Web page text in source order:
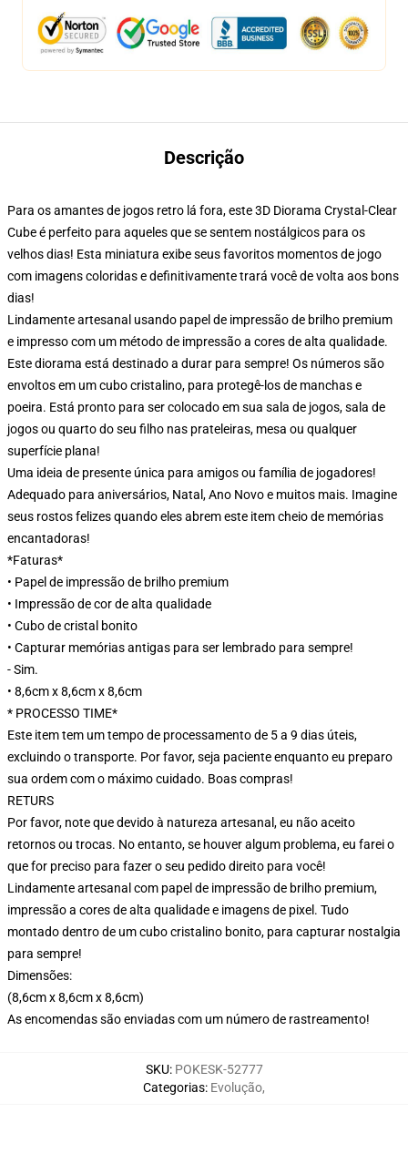
Descrição
Para os amantes de jogos retro lá fora, este 3D Diorama Crystal-Clear
Cube é perfeito para aqueles que se sentem nostálgicos para os
velhos dias! Esta miniatura exibe seus favoritos momentos de jogo
com imagens coloridas e definitivamente trará você de volta aos bons
dias!
Lindamente artesanal usando papel de impressão de brilho premium
e impresso com um método de impressão a cores de alta qualidade.
Este diorama está destinado a durar para sempre! Os números são
envoltos em um cubo cristalino, para protegê-los de manchas e
poeira. Está pronto para ser colocado em sua sala de jogos, sala de
jogos ou quarto do seu filho nas prateleiras, mesa ou qualquer
superfície plana!
Uma ideia de presente única para amigos ou família de jogadores!
Adequado para aniversários, Natal, Ano Novo e muitos mais. Imagine
seus rostos felizes quando eles abrem este item cheio de memórias
encantadoras!
*Faturas*
• Papel de impressão de brilho premium
• Impressão de cor de alta qualidade
• Cubo de cristal bonito
• Capturar memórias antigas para ser lembrado para sempre!
- Sim.
• 8,6cm x 8,6cm x 8,6cm
* PROCESSO TIME*
Este item tem um tempo de processamento de 5 a 9 dias úteis,
excluindo o transporte. Por favor, seja paciente enquanto eu preparo
sua ordem com o máximo cuidado. Boas compras!
RETURS
Por favor, note que devido à natureza artesanal, eu não aceito
retornos ou trocas. No entanto, se houver algum problema, eu farei o
que for preciso para fazer o seu pedido direito para você!
Lindamente artesanal com papel de impressão de brilho premium,
impressão a cores de alta qualidade e imagens de pixel. Tudo
montado dentro de um cubo cristalino bonito, para capturar nostalgia
para sempre!
Dimensões:
(8,6cm x 8,6cm x 8,6cm)
As encomendas são enviadas com um número de rastreamento!
SKU: POKESK-52777
Categorias: Evolução,